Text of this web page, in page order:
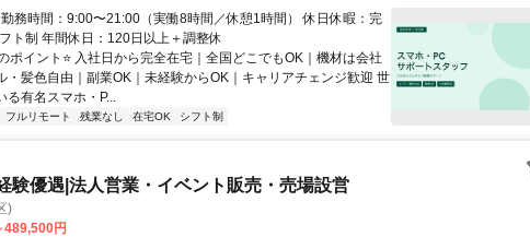
務時間：9:00〜21:00（実働8時間／休憩1時間） 休日休暇：完
ト制 年間休日：120日以上＋調整休
ポイント⭐️ 入社日から完全在宅｜全国どこでもOK｜機材は会社
・髪色自由｜副業OK｜未経験からOK｜キャリアチェンジ歓迎 世
る有名スマホ・P...
フルリモート 残業なし 在宅OK シフト制
験優遇|法人営業・イベント販売・売場設営
)
489,500円